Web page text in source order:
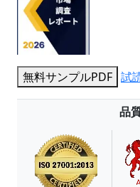
無料サンプルPDF 試
品